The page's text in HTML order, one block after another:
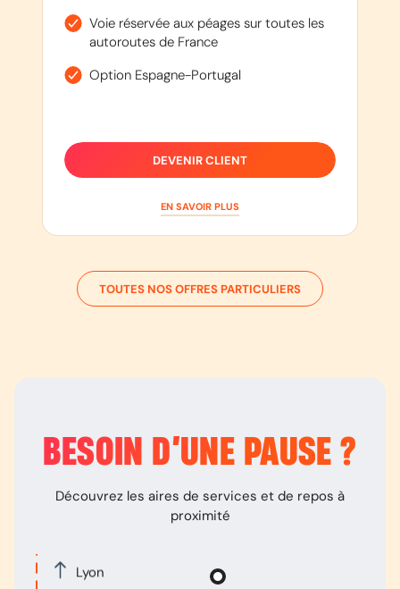
Voie réservée aux péages sur toutes les
autoroutes de France
Option Espagne-Portugal
DEVENIR CLIENT
EN SAVOIR PLUS
TOUTES NOS OFFRES PARTICULIERS
BESOIN D’UNE PAUSE ?
Découvrez les aires de services et de repos à
proximité
Lyon